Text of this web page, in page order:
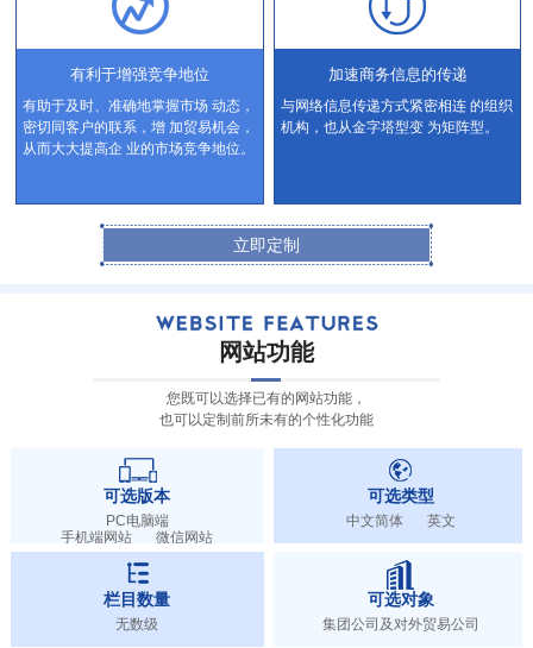
有利于增强竞争地位
有助于及时、准确地掌握市场 动态，
密切同客户的联系，增 加贸易机会，
从而大大提高企 业的市场竞争地位。
加速商务信息的传递
与网络信息传递方式紧密相连 的组织
机构，也从金字塔型变 为矩阵型。
立即定制
网站功能
您既可以选择已有的网站功能，
也可以定制前所未有的个性化功能
可选版本
PC电脑端
手机端网站
微信网站
可选类型
中文简体 英文
栏目数量
无数级
可选对象
集团公司及对外贸易公司